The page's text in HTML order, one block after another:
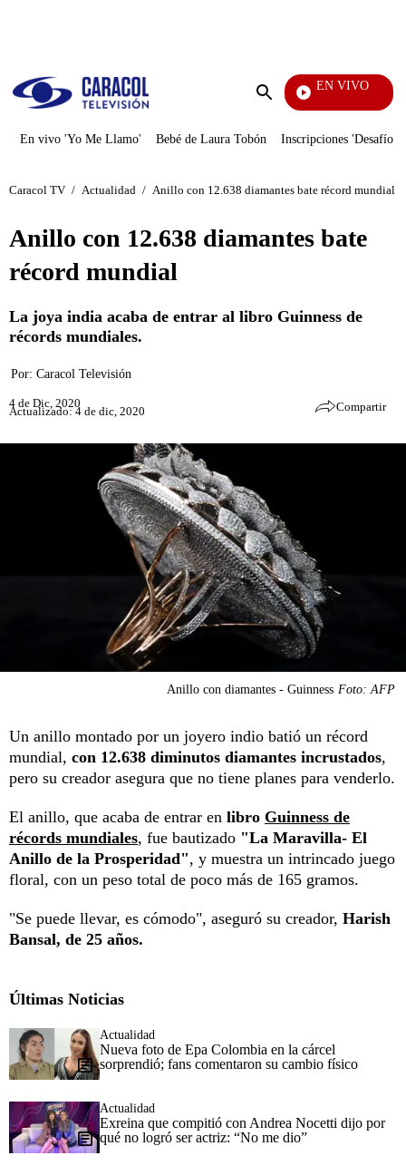
Enviar
EN VIVO
Diario De Diana
En vivo 'Yo Me Llamo' Bebé de Laura Tobón Inscripciones 'Desafío'
Caracol TV / Actualidad / Anillo con 12.638 diamantes bate récord mundial
Anillo con 12.638 diamantes bate
récord mundial
La joya india acaba de entrar al libro Guinness de
récords mundiales.
Por: Caracol Televisión
4 de Dic, 2020
Actualizado: 4 de dic, 2020 Compartir
Anillo con diamantes - Guinness Foto: AFP
Un anillo montado por un joyero indio batió un récord
mundial, con 12.638 diminutos diamantes incrustados,
pero su creador asegura que no tiene planes para venderlo.
El anillo, que acaba de entrar en libro Guinness de
récords mundiales, fue bautizado "La Maravilla- El
Anillo de la Prosperidad", y muestra un intrincado juego
floral, con un peso total de poco más de 165 gramos.
"Se puede llevar, es cómodo", aseguró su creador, Harish
Bansal, de 25 años.
Últimas Noticias
Actualidad
Nueva foto de Epa Colombia en la cárcel
sorprendió; fans comentaron su cambio físico
Actualidad
Exreina que compitió con Andrea Nocetti dijo por
qué no logró ser actriz: “No me dio”